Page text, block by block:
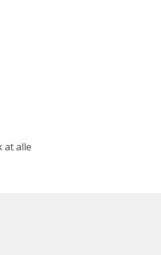
at alle